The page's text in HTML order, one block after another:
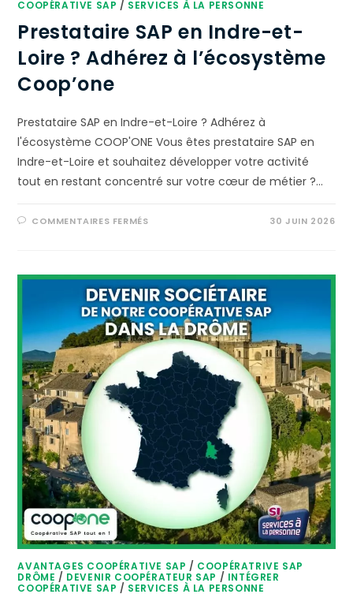
COOPÉRATIVE SAP / SERVICES À LA PERSONNE
Prestataire SAP en Indre-et-
Loire ? Adhérez à l’écosystème
Coop’one
Prestataire SAP en Indre-et-Loire ? Adhérez à
l'écosystème COOP'ONE Vous êtes prestataire SAP en
Indre-et-Loire et souhaitez développer votre activité
tout en restant concentré sur votre cœur de métier ?…
COMMENTAIRES FERMÉS 30 JUIN 2026
AVANTAGES COOPÉRATIVE SAP / COOPÉRATRIVE SAP
DRÔME / DEVENIR COOPÉRATEUR SAP / INTÉGRER
COOPÉRATIVE SAP / SERVICES À LA PERSONNE